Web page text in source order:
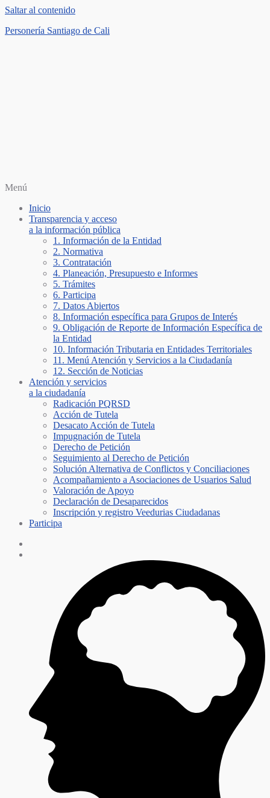
Saltar al contenido
Personería Santiago de Cali
Menú
Inicio
Transparencia y acceso
a la información pública
1. Información de la Entidad
2. Normativa
3. Contratación
4. Planeación, Presupuesto e Informes
5. Trámites
6. Participa
7. Datos Abiertos
8. Información específica para Grupos de Interés
9. Obligación de Reporte de Información Específica de
la Entidad
10. Información Tributaria en Entidades Territoriales
11. Menú Atención y Servicios a la Ciudadanía
12. Sección de Noticias
Atención y servicios
a la ciudadanía
Radicación PQRSD
Acción de Tutela
Desacato Acción de Tutela
Impugnación de Tutela
Derecho de Petición
Seguimiento al Derecho de Petición
Solución Alternativa de Conflictos y Conciliaciones
Acompañamiento a Asociaciones de Usuarios Salud
Valoración de Apoyo
Declaración de Desaparecidos
Inscripción y registro Veedurias Ciudadanas
Participa